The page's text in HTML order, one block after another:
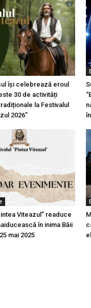
își celebrează eroul
30 de activități
la Festivalul
2026”
Viteazul” readuce
în inima Băii
mai 2025